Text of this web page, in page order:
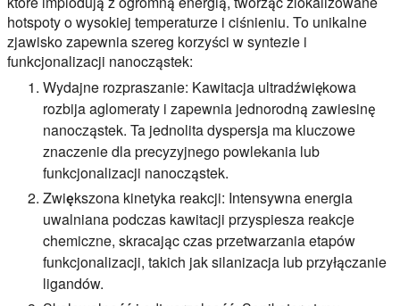
hotspoty o wysokiej temperaturze i ciśnieniu. To unikalne
zjawisko zapewnia szereg korzyści w syntezie i
funkcjonalizacji nanocząstek:
Wydajne rozpraszanie: Kawitacja ultradźwiękowa
rozbija aglomeraty i zapewnia jednorodną zawiesinę
nanocząstek. Ta jednolita dyspersja ma kluczowe
znaczenie dla precyzyjnego powlekania lub
funkcjonalizacji nanocząstek.
Zwiększona kinetyka reakcji: Intensywna energia
uwalniana podczas kawitacji przyspiesza reakcje
chemiczne, skracając czas przetwarzania etapów
funkcjonalizacji, takich jak silanizacja lub przyłączanie
ligandów.